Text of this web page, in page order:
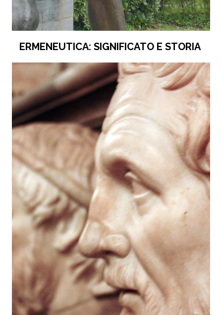
ERMENEUTICA: SIGNIFICATO E STORIA